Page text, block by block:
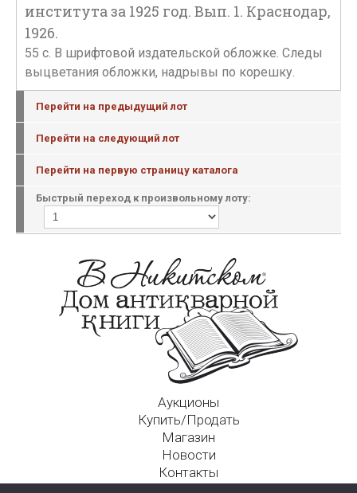
института за 1925 год. Вып. 1. Краснодар,
1926.
55 с. В шрифтовой издательской обложке. Следы
выцветания обложки, надрывы по корешку.
Перейти на предыдущий лот
Перейти на следующий лот
Перейти на первую страницу каталога
Быстрый переход к произвольному лоту:
Аукционы
Купить/Продать
Магазин
Новости
Контакты